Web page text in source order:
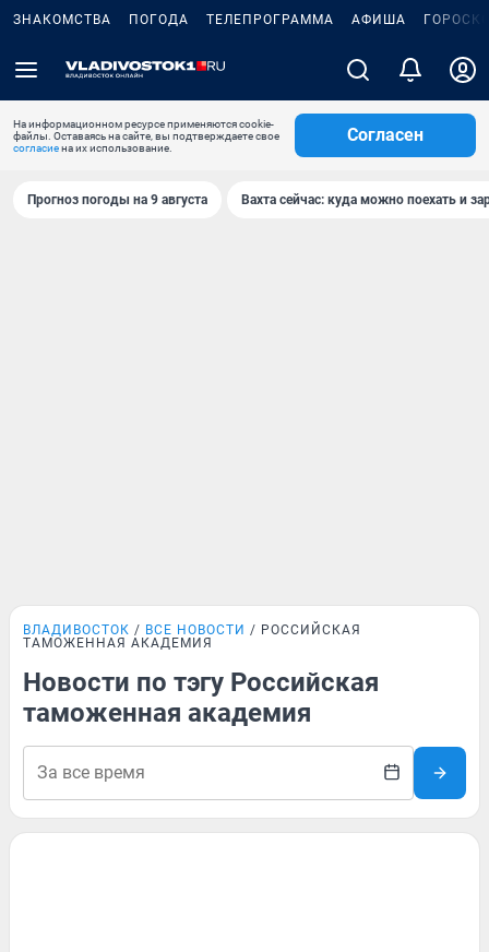
ЗНАКОМСТВА ПОГОДА ТЕЛЕПРОГРАММА АФИША
На информационном ресурсе применяются cookie-
файлы. Оставаясь на сайте, вы подтверждаете свое
согласиена их использование.
Согласен
Прогноз погоды на 9 августа Вахта сейчас: куда можно поехать и
ВЛАДИВОСТОК ВСЕ НОВОСТИ
РОССИЙСКАЯ
ТАМОЖЕННАЯ АКАДЕМИЯ
Новости по тэгу Российская
таможенная академия